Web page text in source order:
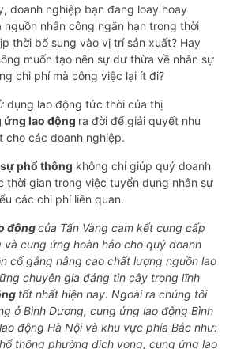
doanh nghiệp bạn đang loay hoay
nhân công ngắn hạn trong thời
thời bổ sung vào vị trí sản xuất? Hay
muốn tạo nên sự dư thừa về nhân sự
chi phí mà công việc lại ít đi?
dụng lao động tức thời của thị
ứng lao động ra đời để giải quyết nhu
cho các doanh nghiệp.
phổ thông không chỉ giúp quý doanh
thời gian trong việc tuyển dụng nhân sự
các chi phí liên quan.
độngcủa Tấn Vàng cam kết cung cấp
cung ứng hoàn hảo cho quý doanh
cố gắng nâng cao chất lượng nguồn lao
chuyên gia đáng tin cậy trong lĩnh
tốt nhất hiện nay. Ngoài ra chúng tôi
ở Bình Dương, cung ứng lao động Bình
động Hà Nội và khu vực phía Bắc như:
thông phường dịch vọng, cung ứng lao